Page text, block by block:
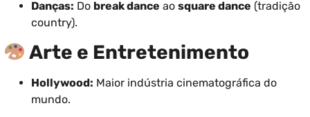
Danças: Do break dance ao square dance (tradição
country).
Arte e Entretenimento
Hollywood: Maior indústria cinematográfica do
mundo.